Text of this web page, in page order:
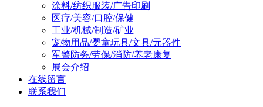
涂料/纺织服装/广告印刷
医疗/美容/口腔/保健
工业/机械/制造/矿业
宠物用品/婴童玩具/文具/元器件
军警防务/劳保/消防/养老康复
展会介绍
在线留言
联系我们